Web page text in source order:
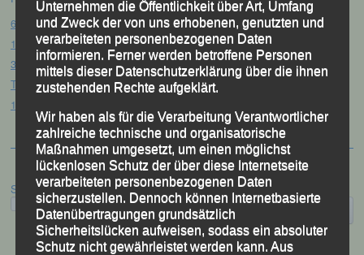
61. Bergsportfest – Ortenburg, 26.07.2026
12. Loser Berglauf – Altaussee/Österreich, 25.07.2026
32. Sommerbiathlon – Passau, 18.07.2026
Tag des Sports – „Quälspaß am Dreisessel“ – Neureichenau, 18.07.2026
19. Gibacht-Berglauf – Furth i.W. 12.07.2026
Suchen
Unternehmen die Öffentlichkeit über Art, Umfang
und Zweck der von uns erhobenen, genutzten und
verarbeiteten personenbezogenen Daten
informieren. Ferner werden betroffene Personen
mittels dieser Datenschutzerklärung über die ihnen
zustehenden Rechte aufgeklärt.
Wir haben als für die Verarbeitung Verantwortlicher
zahlreiche technische und organisatorische
Maßnahmen umgesetzt, um einen möglichst
lückenlosen Schutz der über diese Internetseite
verarbeiteten personenbezogenen Daten
sicherzustellen. Dennoch können Internetbasierte
Datenübertragungen grundsätzlich
Sicherheitslücken aufweisen, sodass ein absoluter
Schutz nicht gewährleistet werden kann. Aus